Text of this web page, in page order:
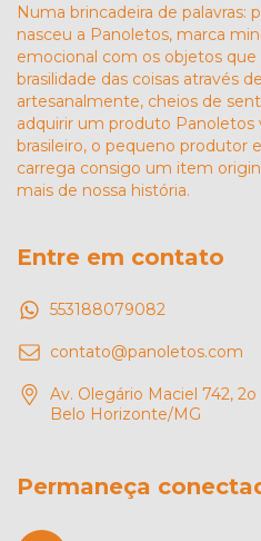
Numa brincadeira de palavras:
nasceu a Panoletos, marca
emocional com os objetos que
brasilidade das coisas através
artesanalmente, cheios de
adquirir um produto Panoletos
brasileiro, o pequeno produtor
carrega consigo um item
mais de nossa história.
Entre em contato
553188079082
contato@panoletos.com
Av. Olegário Maciel 742,
Belo Horizonte/MG
Permaneça